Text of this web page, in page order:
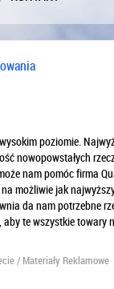
poziomie.
nowopowstałych
nam pomóc firma
możliwie jak
da nam potrzebne
te wszystkie towary
/ Materiały Reklamowe